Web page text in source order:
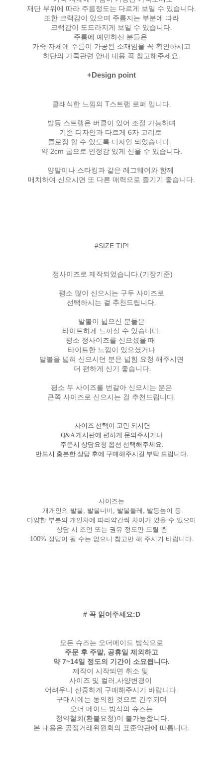
재단 부위에 따라 주름정도는 다르게 보일 수 있습니다.
또한 크랙감이 있으며 주름지는 부분에 따라
크랙감이 도드라지게 보일 수 있습니다.
주름에 예민하신 분들은
가죽 자체에 주름이 가공된 소재임을 꼭 확인하시고
하단의 가죽관련 안내 내용 꼭 참고해주세요.
+Design point
클래식한 느낌의 T스트랩 로퍼 입니다.
발등 스트랩은 버클이 있어 조절 가능하며
기존 디자인과 다르게 6자 고리로
클로징 할 수 있도록 디자인 되었습니다.
약 2cm 굽으로 안정감 있게 신을 수 있습니다.
양말이나 스타킹과 같은 레그웨어와 함께
매치하여 신으시면 또 다른 매력으로 즐기기 좋습니다.
#SIZE TIP!
정사이즈로 제작되었습니다.(기장기준)
평소 많이 신으시는 구두 사이즈로
선택하시는 걸 추천드립니다.
발볼이 넓으신 분들은
타이트하게 느끼실 수 있습니다.
평소 정사이즈를 신으셨을 때
타이트한 느낌이 있으셨거나
발볼을 넓혀 신으시던 분은 넓힘 요청 해주시면
더 편하게 신기 좋습니다.
평소 두 사이즈를 번갈아 신으시는 분은
큰쪽 사이즈로 신으시는 걸 추천드립니다.
사이즈 선택이 고민 되시면
Q&A 게시판에 편하게 문의주시거나
주문시 상담요청 옵션 선택해주세요.
반드시 충분한 상담 후에 구매해주시길 부탁 드립니다.
사이즈는
개개인의 발볼, 발볼너비, 발볼둘레, 발등높이 등
다양한 부분의 개인차에 따라약간씩 차이가 있을 수 있으며
상담 시 조언 또는 권유 정도만 드릴 뿐
100% 정답이 될 수는 없으니 참고만 해 주시기 바랍니다.
# 꼭 읽어주세요:D
모든 슈즈는 오더메이드 방식으로
주문 후 주말, 공휴일 제외하고
약 7~14일 정도의 기간이 소요됩니다.
제작이 시작되면 취소 및
사이즈 및 컬러,사양변경이
어려우니 신중하게 구매해주시기 바랍니다.
구매시에는 동의한 것으로 간주되며
오더 메이드 방식의 슈즈는
청약철회(환불요청)이 불가능합니다.
본 내용은 공정거래위원회의 표준약관에 따릅니다.